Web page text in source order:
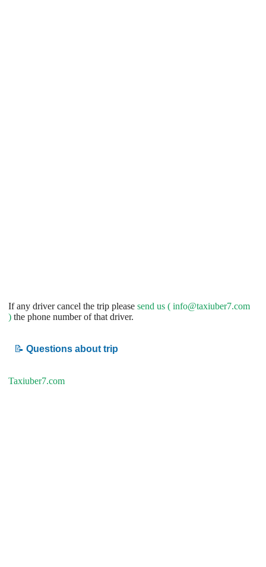
If any driver cancel the trip please send us ( info@taxiuber7.com
) the phone number of that driver.
📝 Questions about trip
Taxiuber7.com